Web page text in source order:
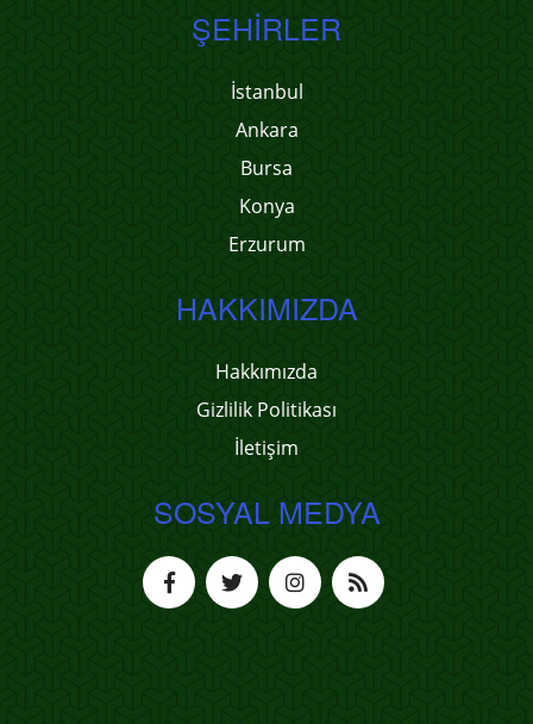
ŞEHIRLER
İstanbul
Ankara
Bursa
Konya
Erzurum
HAKKIMIZDA
Hakkımızda
Gizlilik Politikası
İletişim
SOSYAL MEDYA